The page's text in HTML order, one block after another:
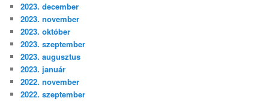
2023. december
2023. november
2023. október
2023. szeptember
2023. augusztus
2023. január
2022. november
2022. szeptember